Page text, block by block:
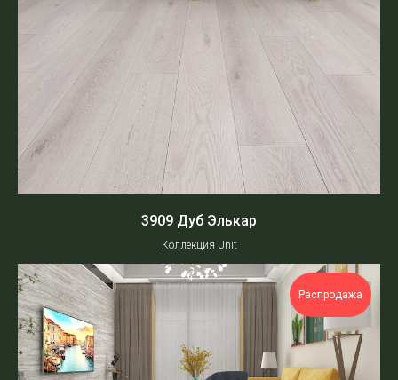
3909 Дуб Элькар
Коллекция Unit
Распродажа